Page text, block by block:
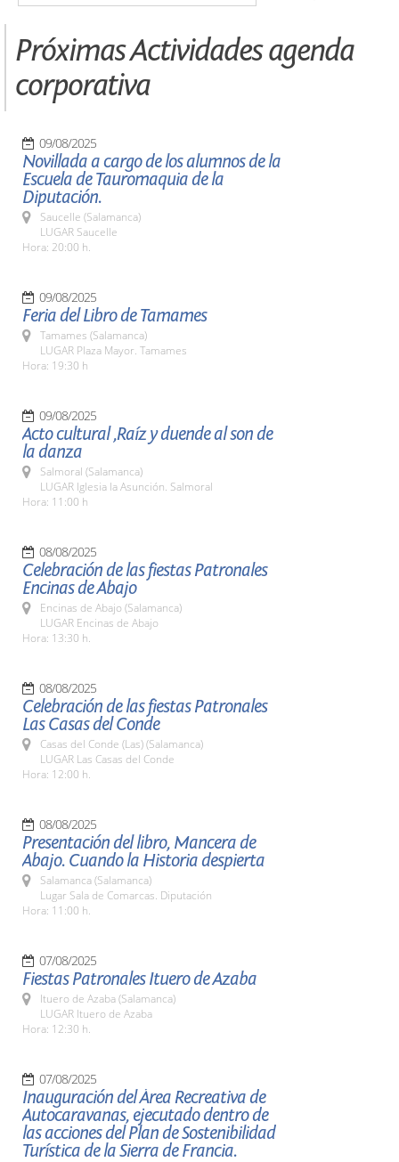
Próximas Actividades agenda
corporativa
09/08/2025
Novillada a cargo de los alumnos de la
Escuela de Tauromaquia de la
Diputación.
Saucelle (Salamanca)
LUGAR Saucelle
Hora: 20:00 h.
09/08/2025
Feria del Libro de Tamames
Tamames (Salamanca)
LUGAR Plaza Mayor. Tamames
Hora: 19:30 h
09/08/2025
Acto cultural ,Raíz y duende al son de
la danza
Salmoral (Salamanca)
LUGAR Iglesia la Asunción. Salmoral
Hora: 11:00 h
08/08/2025
Celebración de las fiestas Patronales
Encinas de Abajo
Encinas de Abajo (Salamanca)
LUGAR Encinas de Abajo
Hora: 13:30 h.
08/08/2025
Celebración de las fiestas Patronales
Las Casas del Conde
Casas del Conde (Las) (Salamanca)
LUGAR Las Casas del Conde
Hora: 12:00 h.
08/08/2025
Presentación del libro, Mancera de
Abajo. Cuando la Historia despierta
Salamanca (Salamanca)
Lugar Sala de Comarcas. Diputación
Hora: 11:00 h.
07/08/2025
Fiestas Patronales Ituero de Azaba
Ituero de Azaba (Salamanca)
LUGAR Ituero de Azaba
Hora: 12:30 h.
07/08/2025
Inauguración del Área Recreativa de
Autocaravanas, ejecutado dentro de
las acciones del Plan de Sostenibilidad
Turística de la Sierra de Francia.